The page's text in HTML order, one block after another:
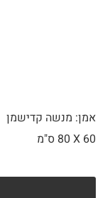
אמן: מנשה קדישמן
60 X